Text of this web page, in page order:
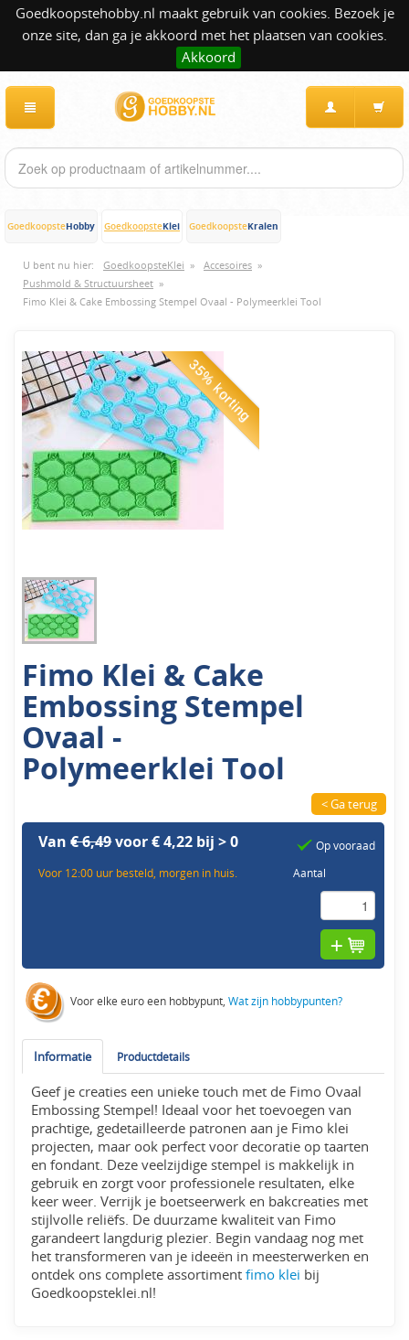
Goedkoopstehobby.nl maakt gebruik van cookies. Bezoek je
onze site, dan ga je akkoord met het plaatsen van cookies.
Akkoord
GoedkoopsteHobby GoedkoopsteKlei GoedkoopsteKralen
U bent nu hier: GoedkoopsteKlei » Accesoires »
Pushmold & Structuursheet »
Fimo Klei & Cake Embossing Stempel Ovaal - Polymeerklei Tool
35% korting
Fimo Klei & Cake
Embossing Stempel
Ovaal -
Polymeerklei Tool
< Ga terug
Van€ 6,49voor € 4,22 bij > 0
Voor 12:00 uur besteld, morgen in huis.
Op vooraad
Aantal
Voor elke euro een hobbypunt,Wat zijn hobbypunten?
Informatie Productdetails
Geef je creaties een unieke touch met de Fimo Ovaal
Embossing Stempel! Ideaal voor het toevoegen van
prachtige, gedetailleerde patronen aan je Fimo klei
projecten, maar ook perfect voor decoratie op taarten
en fondant. Deze veelzijdige stempel is makkelijk in
gebruik en zorgt voor professionele resultaten, elke
keer weer. Verrijk je boetseerwerk en bakcreaties met
stijlvolle reliëfs. De duurzame kwaliteit van Fimo
garandeert langdurig plezier. Begin vandaag nog met
het transformeren van je ideeën in meesterwerken en
ontdek ons complete assortimentfimo klei bij
Goedkoopsteklei.nl!